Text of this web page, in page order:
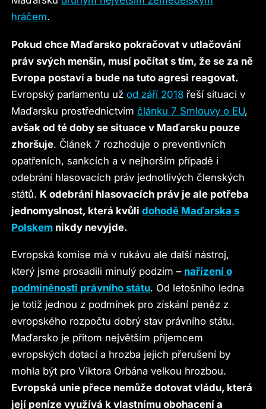
hráčem.
Pokud chce Maďarsko pokračovat v utlačování
práv svých menšin, musí počítat s tím, že se za ně
Evropa postaví a bude na tuto agresi reagovat.
Evropský parlamentu užod září 2018 řeší situaci v
Maďarsku prostřednictvímčlánku 7 Smlouvy o EU,
avšak od té doby se situace v Maďarsku pouze
zhoršuje. Článek 7 rozhoduje o preventivních
opatřeních, sankcích a v nejhorším případě i
odebrání hlasovacích práv jednotlivých členských
států. K odebrání hlasovacích práv je ale potřeba
jednomyslnost, která kvůlidohodě Maďarska s
Polskem nikdy nevyjde.
Evropská komise má v rukávu ale další nástroj,
který jsme prosadili minulý podzim – nařízení o
podmíněnosti právního státu. Od letošního ledna
je totiž jednou z podmínek pro získání peněz z
evropského rozpočtu dobrý stav právního státu.
Maďarsko je přitom největším příjemcem
evropských dotací a hrozba jejich přerušení by
mohla být pro Viktora Orbána velkou hrozbou.
Evropská unie přece nemůže dotovat vládu, která
její peníze využívá k vlastnímu obohacení a